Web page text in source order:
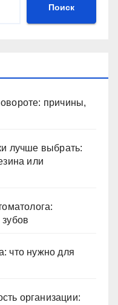
Поиск
причины,
лучше выбрать:
или
что нужно для
организации: